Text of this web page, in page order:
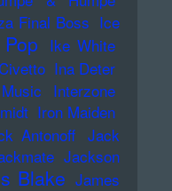
Final Boss Ice
Ike White
Ina Deter
Interzone
Iron Maiden
Antonoff Jack
Jackson
Blake James